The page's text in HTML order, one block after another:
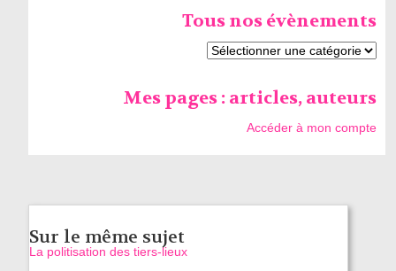
Tous nos évènements
Mes pages : articles, auteurs
Accéder à mon compte
Sur le même sujet
La politisation des tiers-lieux